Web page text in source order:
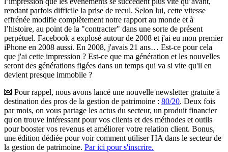
rendant parfois difficile la prise de recul. Selon lui, cette vitesse
effrénée modifie complètement notre rapport au monde et à
l’histoire, au point de la "contracter" dans une sorte de présent
perpétuel. Facebook a explosé autour de 2008 et j'ai eu mon premier
iPhone en 2008 aussi. En 2008, j'avais 21 ans… Est-ce pour cela
que j'ai cette impression ? Est-ce que ma génération et les nouvelles
seront des générations figées dans un temps qui va si vite qu'il en
devient presque immobile ?
💌 Pour rappel, nous avons lancé une nouvelle newsletter gratuite à
destination des pros de la gestion de patrimoine : 80/20. Deux fois
par mois, on vous partage les actus du secteur, un produit financier
qu'on trouve intéressant pour vos clients et des méthodes et outils
pour booster vos revenus et améliorer votre relation client. Bonus,
une édition dédiée pour voir comment utiliser l'IA dans le secteur de
la gestion de patrimoine. Par ici pour s'inscrire.